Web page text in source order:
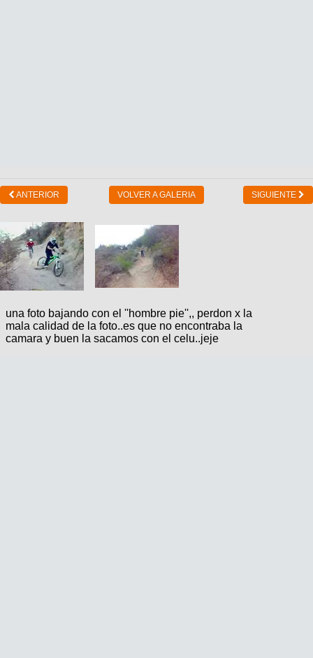
ANTERIOR VOLVER A GALERIA SIGUIENTE
una foto bajando con el ''hombre pie'',, perdon x la
mala calidad de la foto..es que no encontraba la
camara y buen la sacamos con el celu..jeje